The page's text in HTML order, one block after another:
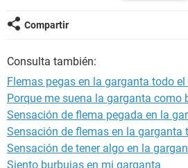
+541154867106 gracias
Compartir
Consulta también:
Flemas pegas en la garganta todo
Porque me suena la garganta como
Sensación de flema pegada en la
Sensación de flemas en la garganta
Sensación de tener algo en la
Siento burbujas en mi garganta